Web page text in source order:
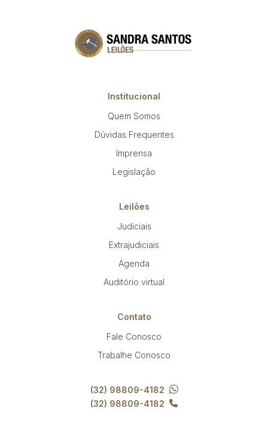
Institucional
Quem Somos
Dúvidas Frequentes
Imprensa
Legislação
Leilões
Judiciais
Extrajudiciais
Agenda
Auditório virtual
Contato
Fale Conosco
Trabalhe Conosco
(32) 98809-4182
(32) 98809-4182